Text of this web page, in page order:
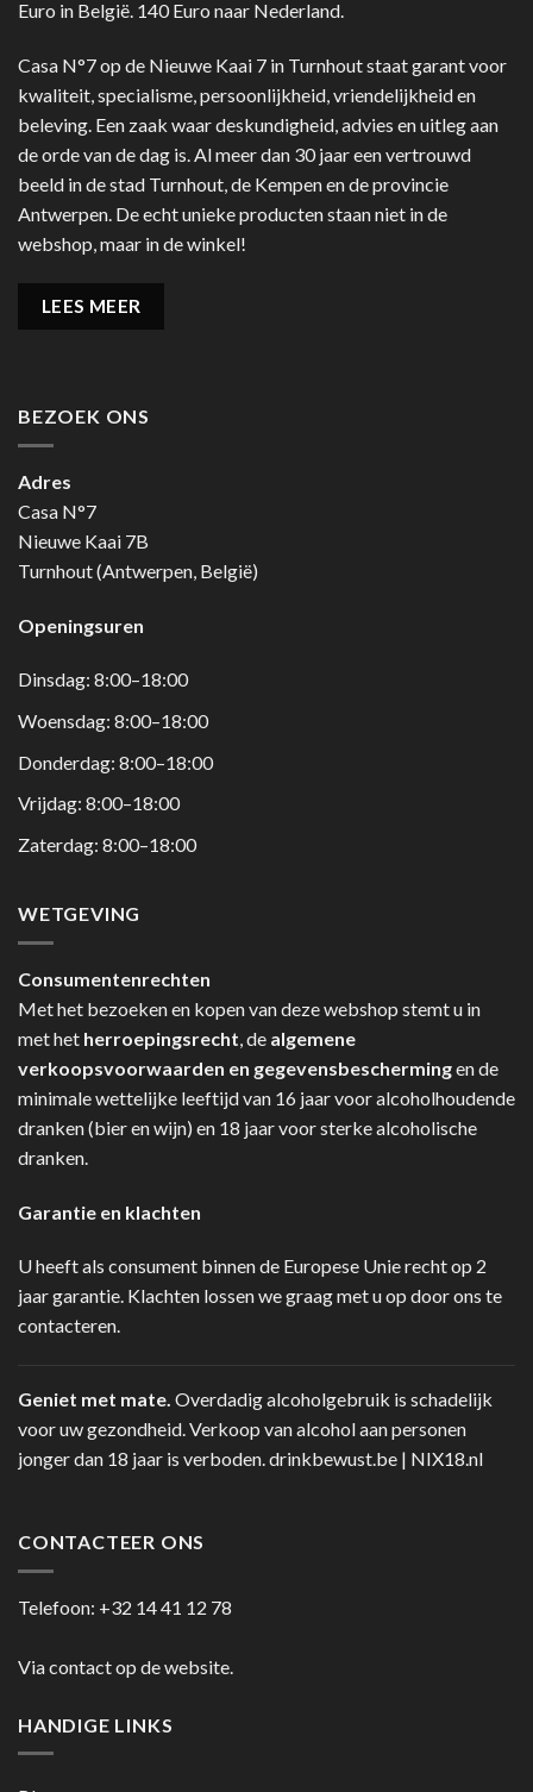
Euro in België. 140 Euro naar Nederland.
Casa N°7 op de Nieuwe Kaai 7 in Turnhout staat garant voor
kwaliteit, specialisme, persoonlijkheid, vriendelijkheid en
beleving. Een zaak waar deskundigheid, advies en uitleg aan
de orde van de dag is. Al meer dan 30 jaar een vertrouwd
beeld in de stad Turnhout, de Kempen en de provincie
Antwerpen. De echt unieke producten staan niet in de
webshop, maar in de winkel!
LEES MEER
BEZOEK ONS
Adres
Casa N°7
Nieuwe Kaai 7B
Turnhout (Antwerpen, België)
Openingsuren
Dinsdag: 8:00–18:00
Woensdag: 8:00–18:00
Donderdag: 8:00–18:00
Vrijdag: 8:00–18:00
Zaterdag: 8:00–18:00
WETGEVING
Consumentenrechten
Met het bezoeken en kopen van deze webshop stemt u in
met het herroepingsrecht, de algemene
verkoopsvoorwaarden en gegevensbeschermingen de
minimale wettelijke leeftijd van 16 jaar voor alcoholhoudende
dranken (bier en wijn) en 18 jaar voor sterke alcoholische
dranken.
Garantie en klachten
U heeft als consument binnen de Europese Unie recht op 2
jaar garantie. Klachten lossen we graag met u op door ons te
contacteren.
Geniet met mate. Overdadig alcoholgebruik is schadelijk
voor uw gezondheid. Verkoop van alcohol aan personen
jonger dan 18 jaar is verboden.drinkbewust.be | NIX18.nl
CONTACTEER ONS
Telefoon: +32 14 41 12 78
Via contact op de website.
HANDIGE LINKS